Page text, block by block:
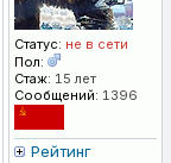
Статус: не в сети
Пол:
Стаж: 15 лет
Сообщений: 1396
Рейтинг